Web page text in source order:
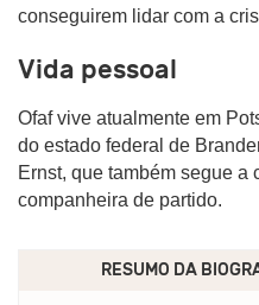
conseguirem lidar com a
Vida pessoal
Ofaf vive atualmente em
do estado federal de
Ernst, que também segue a
companheira de partido.
RESUMO DA